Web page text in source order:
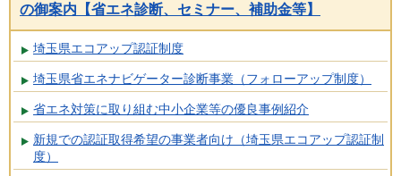
の御案内【省エネ診断、セミナー、補助金等】
埼玉県エコアップ認証制度
埼玉県省エネナビゲーター診断事業（フォローアップ制度）
省エネ対策に取り組む中小企業等の優良事例紹介
新規での認証取得希望の事業者向け（埼玉県エコアップ認証制
度）